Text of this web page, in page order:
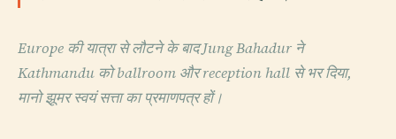
Europe की यात्रा से लौटने के बाद Jung Bahadur ने
Kathmandu को ballroom और reception hall से भर दिया,
मानो झूमर स्वयं सत्ता का प्रमाणपत्र हों।